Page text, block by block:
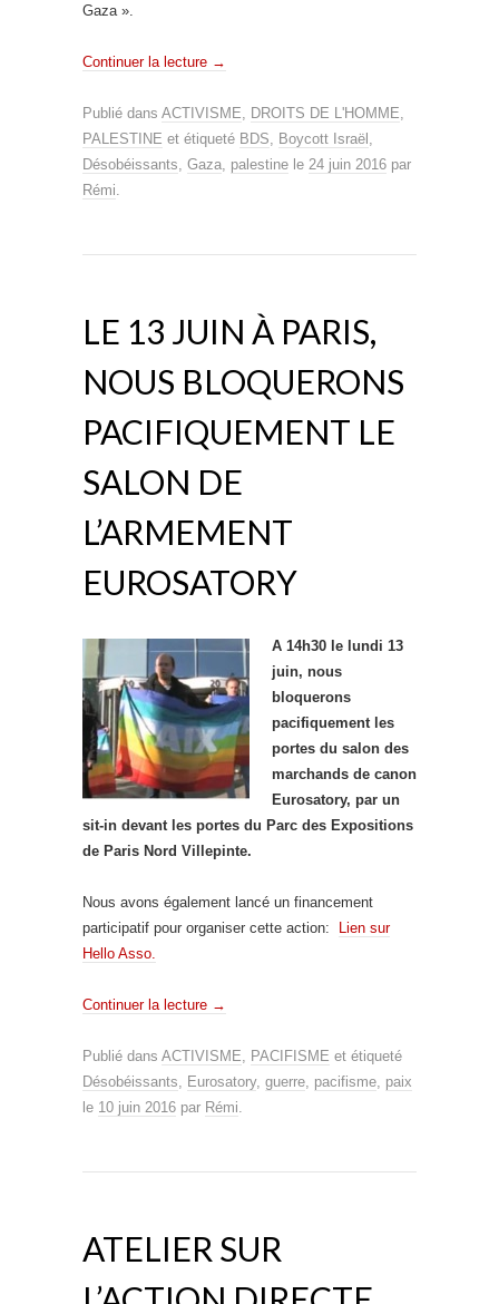
Gaza ».
Continuer la lecture →
Publié dans ACTIVISME DROITS DE L'HOMME
PALESTINE et étiqueté BDS Boycott Israël
Désobéissants Gaza palestine le 24 juin 2016 par
Rémi
LE 13 JUIN À PARIS,
NOUS BLOQUERONS
PACIFIQUEMENT LE
SALON DE
L’ARMEMENT
EUROSATORY
A 14h30 le lundi 13
juin, nous
bloquerons
pacifiquement les
portes du salon des
marchands de canon
Eurosatory, par un
sit-in devant les portes du Parc des Expositions
de Paris Nord Villepinte.
Nous avons également lancé un financement
participatif pour organiser cette action:
Lien sur
Hello Asso.
Continuer la lecture →
Publié dans ACTIVISME PACIFISME et étiqueté
Désobéissants
Eurosatory, guerre pacifisme paix
le 10 juin 2016 par Rémi
ATELIER SUR